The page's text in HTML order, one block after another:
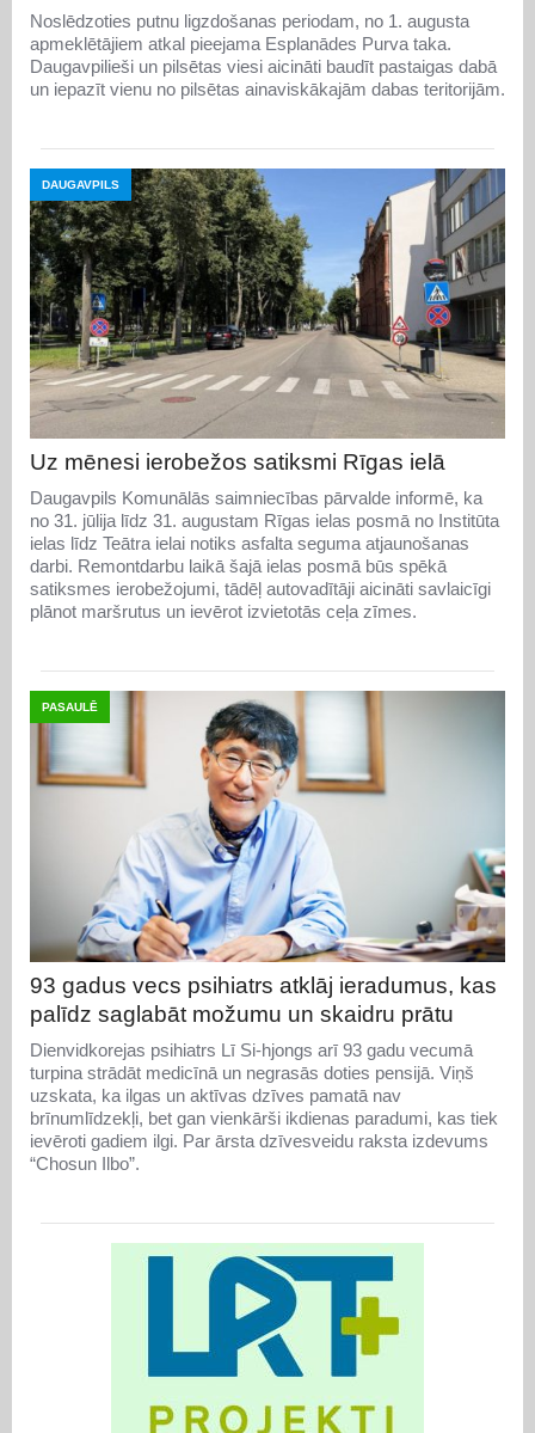
Noslēdzoties putnu ligzdošanas periodam, no 1. augusta
apmeklētājiem atkal pieejama Esplanādes Purva taka.
Daugavpilieši un pilsētas viesi aicināti baudīt pastaigas dabā
un iepazīt vienu no pilsētas ainaviskākajām dabas teritorijām.
DAUGAVPILS
Uz mēnesi ierobežos satiksmi Rīgas ielā
Daugavpils Komunālās saimniecības pārvalde informē, ka
no 31. jūlija līdz 31. augustam Rīgas ielas posmā no Institūta
ielas līdz Teātra ielai notiks asfalta seguma atjaunošanas
darbi. Remontdarbu laikā šajā ielas posmā būs spēkā
satiksmes ierobežojumi, tādēļ autovadītāji aicināti savlaicīgi
plānot maršrutus un ievērot izvietotās ceļa zīmes.
PASAULĒ
93 gadus vecs psihiatrs atklāj ieradumus, kas
palīdz saglabāt možumu un skaidru prātu
Dienvidkorejas psihiatrs Lī Si-hjongs arī 93 gadu vecumā
turpina strādāt medicīnā un negrasās doties pensijā. Viņš
uzskata, ka ilgas un aktīvas dzīves pamatā nav
brīnumlīdzekļi, bet gan vienkārši ikdienas paradumi, kas tiek
ievēroti gadiem ilgi. Par ārsta dzīvesveidu raksta izdevums
“Chosun Ilbo”.